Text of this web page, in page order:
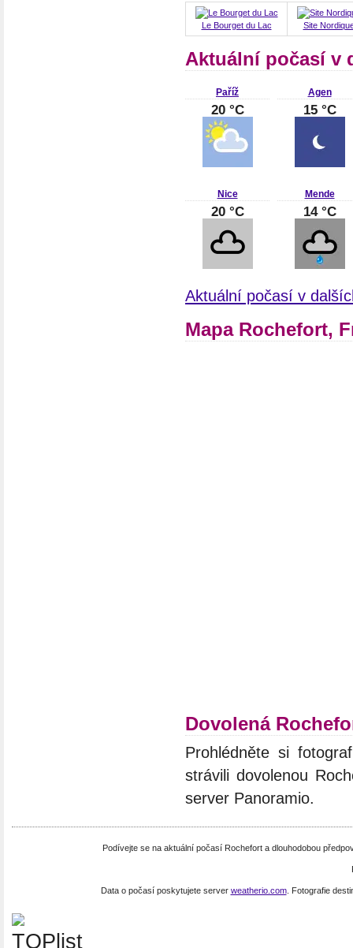
Le Bourget du Lac Site
Aktuální počasí v
Paříž
20 °C
Agen
15 °C
Nice
20 °C
Mende
14 °C
Aktuální počasí v
Mapa Rochefort,
Dovolená
Prohlédněte si
strávili dovolenou
server Panoramio.
Podívejte se na aktuální počasí Rochefort a dlouhodobou
Data o počasí poskytujete server weatherio.com. Fotografie